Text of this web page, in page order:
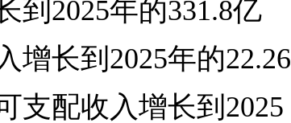
2025年的331.8亿
增长到2025年的22.26
支配收入增长到2025